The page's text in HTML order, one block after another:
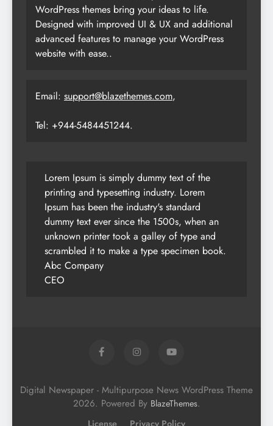
WordPress themes bring your ideas to life.
Designed with improved UI & UX and additional
advanced features to manage your WordPress
website with ease..
Email: support@blazethemes.com,
Tel: +944-5484451244.
Lorem Ipsum is simply dummy text of the
printing and typesetting industry. Lorem
Ipsum has been the industry's standard
dummy text ever since the 1500s, when an
unknown printer took a galley of type and
scrambled it to make a type specimen book.
Abc Company
CEO
Digital Newspaper - Multipurpose News WordPress Theme
2026. Powered By BlazeThemes.
License Privacy Policy